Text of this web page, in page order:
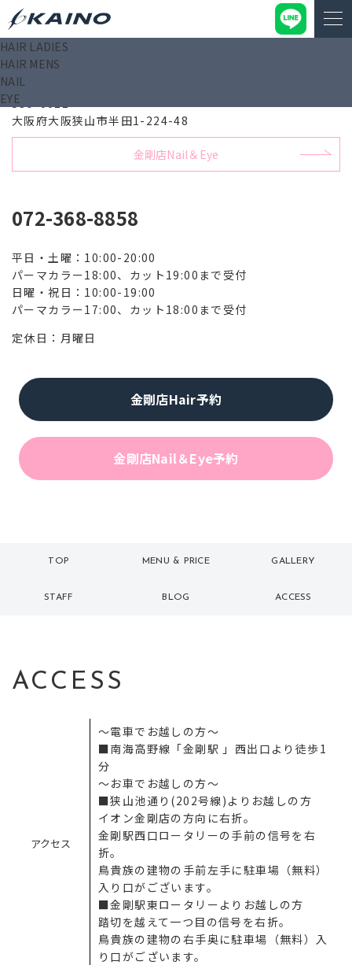
HAIR LADIES
HAIR MENS
NAIL
EYE
金剛店Hair
589-0011
大阪府大阪狭山市半田1-224-48
金剛店Nail＆Eye
072-368-8858
平日・土曜：10:00-20:00
パーマカラー18:00、カット19:00まで受付
日曜・祝日：10:00-19:00
パーマカラー17:00、カット18:00まで受付
定休日：月曜日
金剛店Hair予約
金剛店Nail＆Eye予約
TOP
トップ
MENU & PRICE
メニュー
GALLERY
ギャラリー
STAFF BLOG ACCESS
ACCESS
アクセス
～電車でお越しの方～
■南海高野線「金剛駅 」西出口より徒歩1
分
～お車でお越しの方～
■狭山池通り(202号線)よりお越しの方
イオン金剛店の方向に右折。
金剛駅西口ロータリーの手前の信号を右
折。
鳥貴族の建物の手前左手に駐車場（無料）
入り口がございます。
■金剛駅東ロータリーよりお越しの方
踏切を越えて一つ目の信号を右折。
鳥貴族の建物の右手奥に駐車場（無料）入
り口がございます。